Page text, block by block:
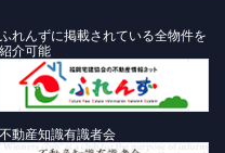
ふれんずに掲載されている全物件を
紹介可能
不動産知識有識者会